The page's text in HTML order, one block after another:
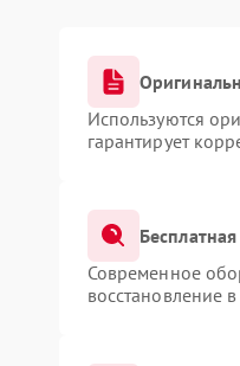
Используются
гарантирует
Современное
восстановление